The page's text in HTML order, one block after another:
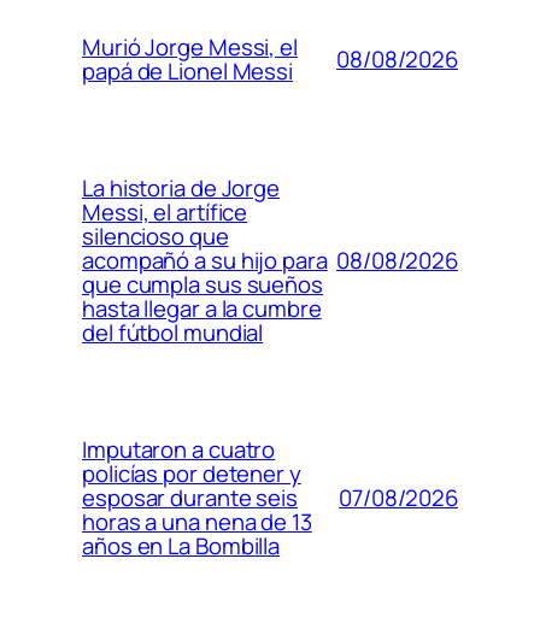
Murió Jorge Messi, el
papá de Lionel Messi 08/08/2026
La historia de Jorge
Messi, el artífice
silencioso que
acompañó a su hijo para
que cumpla sus sueños
hasta llegar a la cumbre
del fútbol mundial
08/08/2026
Imputaron a cuatro
policías por detener y
esposar durante seis
horas a una nena de 13
años en La Bombilla
07/08/2026